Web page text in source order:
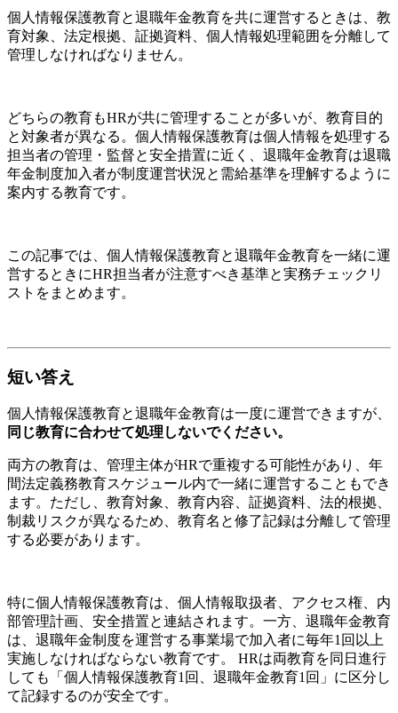
個人情報保護教育と退職年金教育を共に運営するときは、教
育対象、法定根拠、証拠資料、個人情報処理範囲を分離して
管理しなければなりません。
どちらの教育もHRが共に管理することが多いが、教育目的
と対象者が異なる。個人情報保護教育は個人情報を処理する
担当者の管理・監督と安全措置に近く、退職年金教育は退職
年金制度加入者が制度運営状況と需給基準を理解するように
案内する教育です。
この記事では、個人情報保護教育と退職年金教育を一緒に運
営するときにHR担当者が注意すべき基準と実務チェックリ
ストをまとめます。
短い答え
個人情報保護教育と退職年金教育は一度に運営できますが、
同じ教育に合わせて処理しないでください。
両方の教育は、管理主体がHRで重複する可能性があり、年
間法定義務教育スケジュール内で一緒に運営することもでき
ます。ただし、教育対象、教育内容、証拠資料、法的根拠、
制裁リスクが異なるため、教育名と修了記録は分離して管理
する必要があります。
特に個人情報保護教育は、個人情報取扱者、アクセス権、内
部管理計画、安全措置と連結されます。一方、退職年金教育
は、退職年金制度を運営する事業場で加入者に毎年1回以上
実施しなければならない教育です。 HRは両教育を同日進行
しても「個人情報保護教育1回、退職年金教育1回」に区分し
て記録するのが安全です。